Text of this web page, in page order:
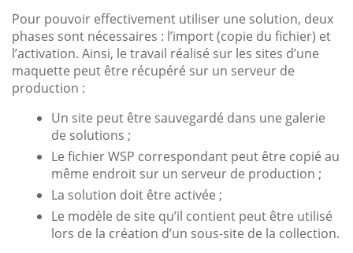
Pour pouvoir effectivement utiliser une solution, deux
phases sont nécessaires : l’import (copie du fichier) et
l’activation. Ainsi, le travail réalisé sur les sites d’une
maquette peut être récupéré sur un serveur de
production :
Un site peut être sauvegardé dans une galerie
de solutions ;
Le fichier WSP correspondant peut être copié au
même endroit sur un serveur de production ;
La solution doit être activée ;
Le modèle de site qu’il contient peut être utilisé
lors de la création d’un sous-site de la collection.